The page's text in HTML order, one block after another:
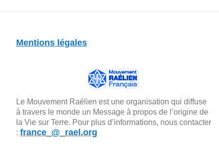
Mentions légales
Le Mouvement Raélien est une organisation qui diffuse
à travers le monde un Message à propos de l’origine de
la Vie sur Terre. Pour plus d’informations, nous contacter
: france_@_rael.org